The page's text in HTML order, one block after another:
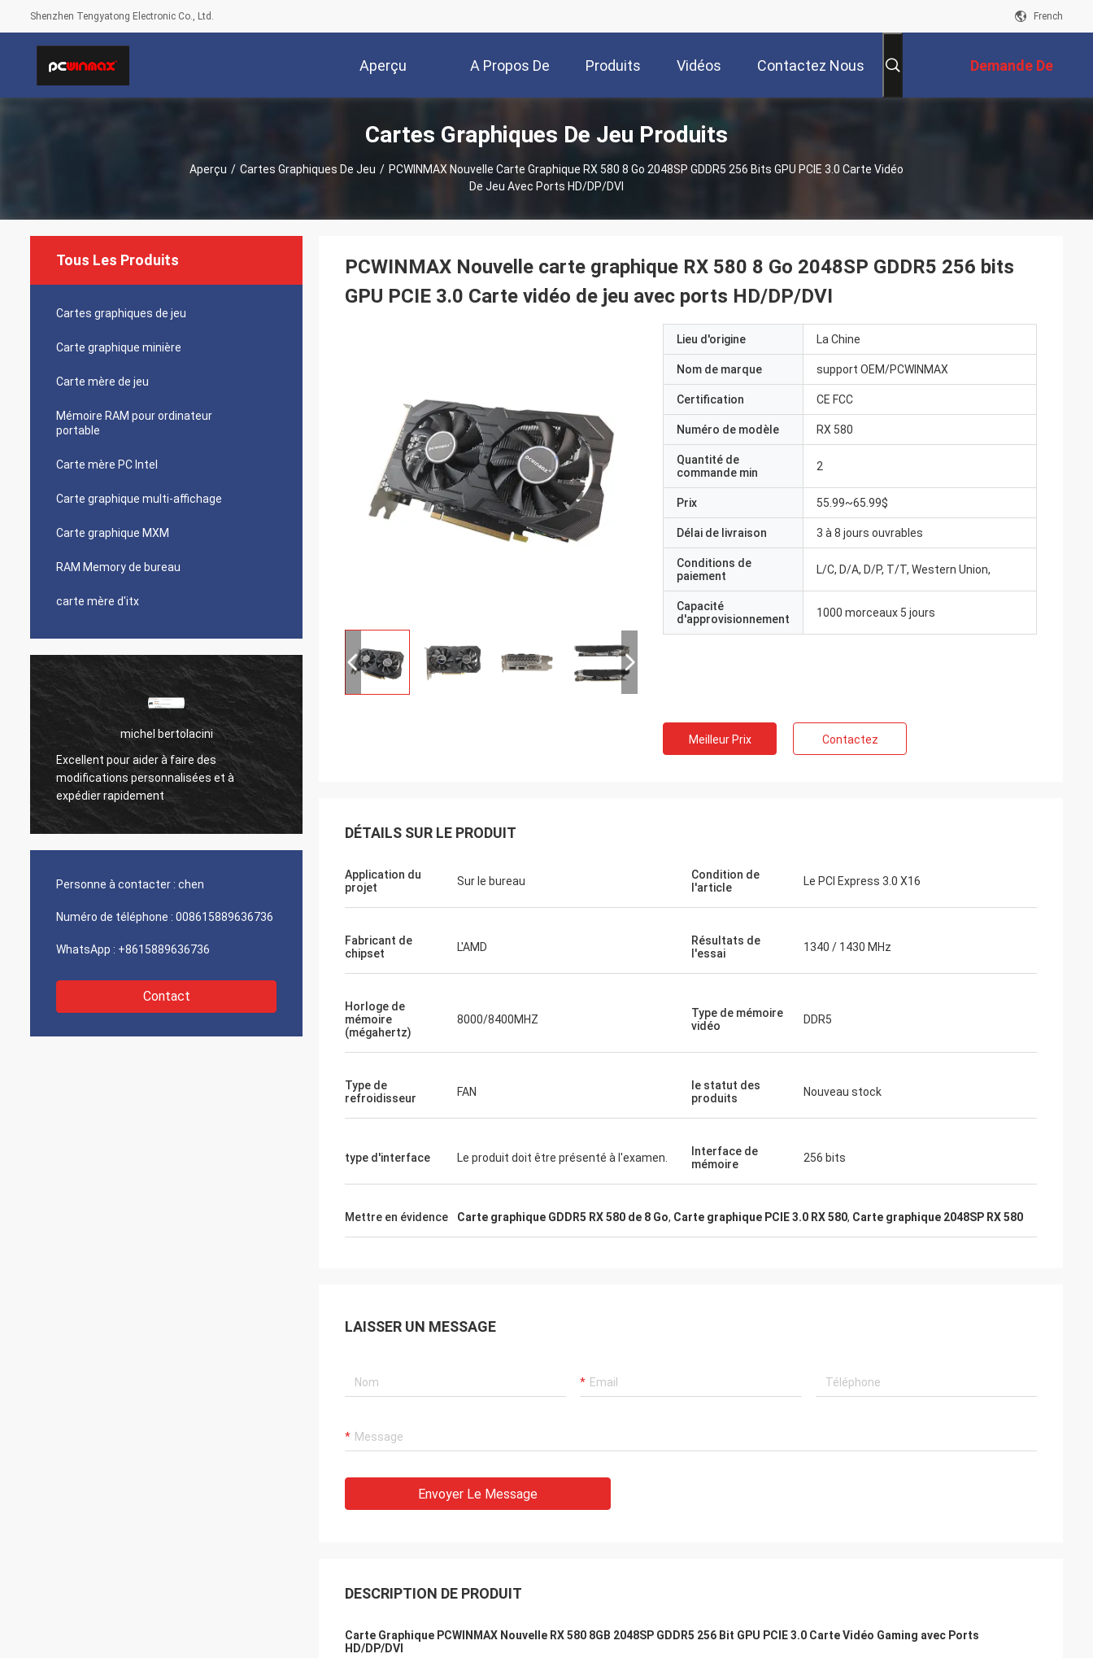
Shenzhen Tengyatong Electronic Co., Ltd. French
Aperçu A Propos De
Nous
Produits Vidéos Contactez Nous Demande De
Soumission
Cartes Graphiques De Jeu Produits
Aperçu / Cartes Graphiques De Jeu / PCWINMAX Nouvelle Carte Graphique RX 580 8 Go 2048SP GDDR5 256 Bits GPU PCIE 3.0 Carte Vidéo
De Jeu Avec Ports HD/DP/DVI
Tous Les Produits
Cartes graphiques de jeu
Carte graphique minière
Carte mère de jeu
Mémoire RAM pour ordinateur
portable
Carte mère PC Intel
Carte graphique multi-affichage
Carte graphique MXM
RAM Memory de bureau
carte mère d'itx
michel bertolacini
Excellent pour aider à faire des
modifications personnalisées et à
expédier rapidement
Personne à contacter : chen
Numéro de téléphone : 008615889636736
WhatsApp : +8615889636736
Contact
PCWINMAX Nouvelle carte graphique RX 580 8 Go 2048SP GDDR5 256 bits
GPU PCIE 3.0 Carte vidéo de jeu avec ports HD/DP/DVI
Lieu d'origine La Chine
Nom de marque support OEM/PCWINMAX
Certification CE FCC
Numéro de modèle RX 580
Quantité de
commande min
2
Prix 55.99~65.99$
Délai de livraison 3 à 8 jours ouvrables
Conditions de
paiement
L/C, D/A, D/P, T/T, Western Union,
Capacité
d'approvisionnement
1000 morceaux 5 jours
Meilleur Prix Contactez
DÉTAILS SUR LE PRODUIT
Application du
projet
Sur le bureau
Condition de
l'article
Le PCI Express 3.0 X16
Fabricant de
chipset
L'AMD
Résultats de
l'essai
1340 / 1430 MHz
Horloge de
mémoire
(mégahertz)
8000/8400MHZ
Type de mémoire
vidéo
DDR5
Type de
refroidisseur
FAN
le statut des
produits
Nouveau stock
type d'interface Le produit doit être présenté à l'examen.
Interface de
mémoire
256 bits
Mettre en évidence Carte graphique GDDR5 RX 580 de 8 Go, Carte graphique PCIE 3.0 RX 580, Carte graphique 2048SP RX 580
LAISSER UN MESSAGE
Envoyer Le Message
DESCRIPTION DE PRODUIT
Carte Graphique PCWINMAX Nouvelle RX 580 8GB 2048SP GDDR5 256 Bit GPU PCIE 3.0 Carte Vidéo Gaming avec Ports
HD/DP/DVI